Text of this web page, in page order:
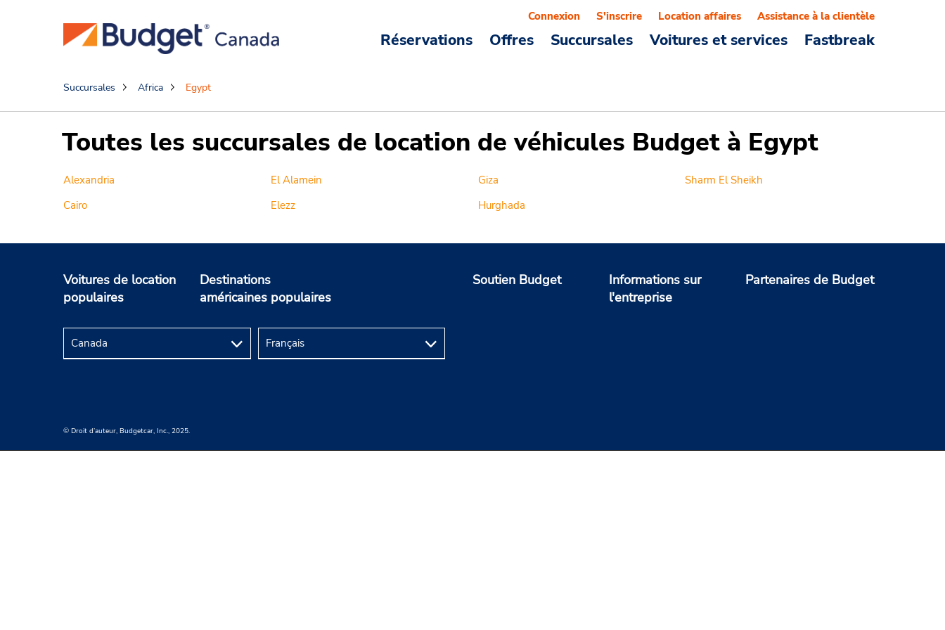
Réservations Offres Succursales Voitures et services Fastbreak
Connexion S'inscrire Location affaires Assistance à la clientèle
Succursales Africa Egypt
Toutes les succursales de location de véhicules Budget à Egypt
Alexandria
Cairo
El Alamein
Elezz
Giza
Hurghada
Sharm El Sheikh
Voitures de location
populaires
Destinations
américaines populaires
Soutien Budget
Informations sur
l'entreprise
Partenaires de Budget
© Droit d’auteur, Budgetcar, Inc., 2025.